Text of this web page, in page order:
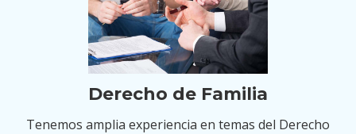
Derecho de Familia
Tenemos amplia experiencia en temas del Derecho